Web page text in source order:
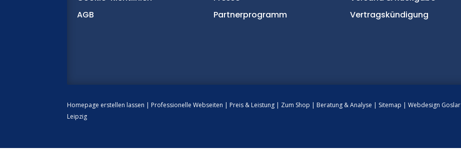
AGB
Partnerprogramm
Vertragskündigung
Homepage erstellen lassen | Professionelle Webseiten | Preis & Leistung | Zum Shop | Beratung & Analyse | Sitemap |Webdesign Goslar
Leipzig